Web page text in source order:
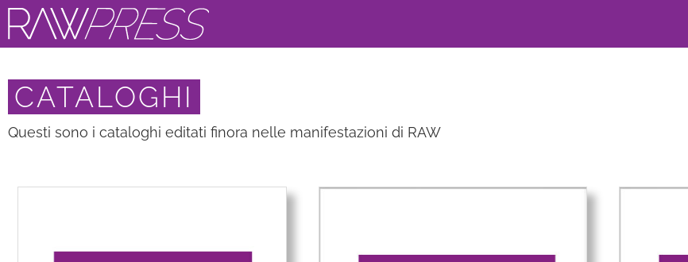
CATALOGHI
Questi sono i cataloghi editati finora nelle manifestazioni di RAW